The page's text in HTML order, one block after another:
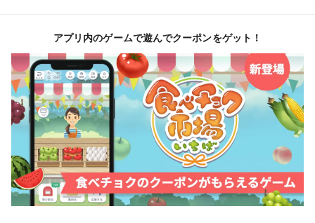
アプリ内のゲームで遊んでクーポンをゲット！